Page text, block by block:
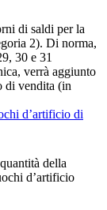
di saldi per la
2). Di norma,
30 e 31
verrà aggiunto
di vendita (in
d’artificio di
della
d’artificio